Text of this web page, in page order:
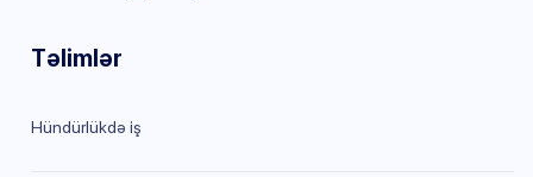
Təlimlər
Hündürlükdə iş